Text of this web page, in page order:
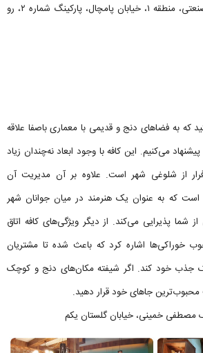
شهرک صنعتی، منطقه ۱، خیابان پامچال، پارکینگ شماره ۲، رو
که به فضاهای دنج و قدیمی با معماری باصفا علاقه
پیشنهاد می‌کنیم. این کافه با وجود ابعاد نه‌چندان زیاد
از شلوغی شهر است. علاوه بر آن مدیریت آن
که به عنوان یک هنرمند در میان جوانان شهر
شما پذیرایی می‌کند. از دیگر ویژگی‌های کافه اتاق
خوراکی‌ها اشاره کرد که باعث شده تا مشتریان
جذب خود کند. اگر شیفته مکان‌های دنج و کوچک
محبوب‌ترین جاهای خود قرار دهید.
مصطفی خمینی، خیابان گلستان یکم